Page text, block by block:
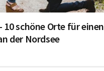
10 schöne Orte für einen
der Nordsee